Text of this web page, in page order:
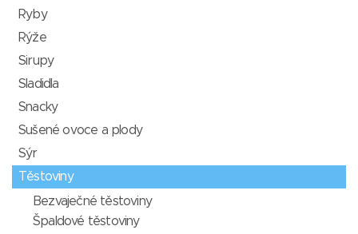
Ryby
Rýže
Sirupy
Sladidla
Snacky
Sušené ovoce a plody
Sýr
Těstoviny
Bezvaječné těstoviny
Špaldové těstoviny